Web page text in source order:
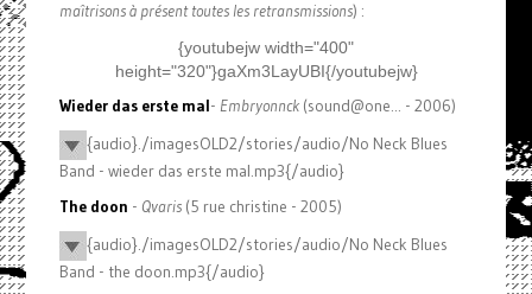
maîtrisons à présent toutes les retransmissions) :
{youtubejw width="400"
height="320"}gaXm3LayUBI{/youtubejw}
Wieder das erste mal- Embryonnck(sound@one... - 2006)
{audio}./imagesOLD2/stories/audio/No Neck Blues
Band - wieder das erste mal.mp3{/audio}
The doon - Qvaris(5 rue christine - 2005)
{audio}./imagesOLD2/stories/audio/No Neck Blues
Band - the doon.mp3{/audio}